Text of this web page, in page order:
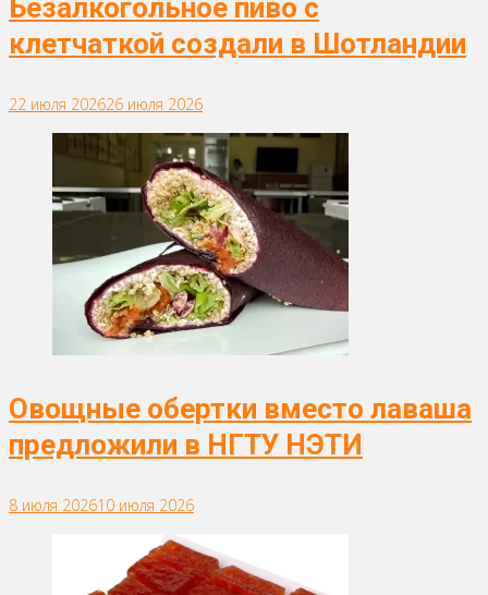
Безалкогольное пиво с
клетчаткой создали в Шотландии
22 июля 202626 июля 2026
Овощные обертки вместо лаваша
предложили в НГТУ НЭТИ
8 июля 202610 июля 2026